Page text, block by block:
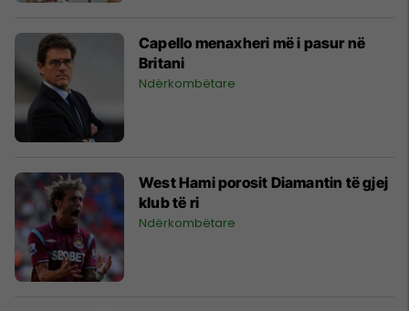
Capello menaxheri më i pasur në
Britani
Ndërkombëtare
West Hami porosit Diamantin të gjej
klub të ri
Ndërkombëtare